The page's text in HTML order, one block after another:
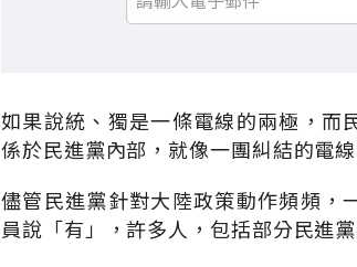
如果說統、獨是一條電線的兩極，而
係於民進黨內部，就像一團糾結的電
儘管民進黨針對大陸政策動作頻頻，
員說「有」，許多人，包括部分民進